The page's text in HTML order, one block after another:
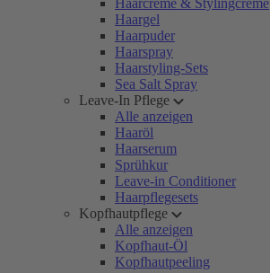
Haarcreme & Stylingcreme
Haargel
Haarpuder
Haarspray
Haarstyling-Sets
Sea Salt Spray
Leave-In Pflege
Alle anzeigen
Haaröl
Haarserum
Sprühkur
Leave-in Conditioner
Haarpflegesets
Kopfhautpflege
Alle anzeigen
Kopfhaut-Öl
Kopfhautpeeling